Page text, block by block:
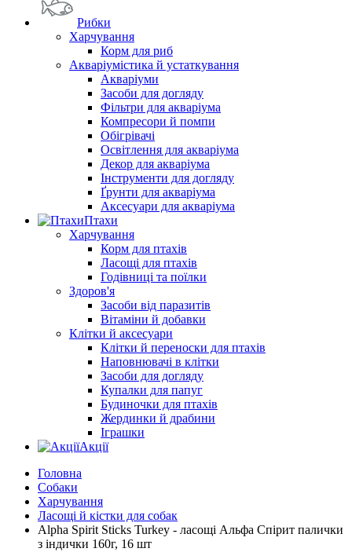
Рибки
Харчування
Корм для риб
Акваріумістика й устаткування
Акваріуми
Засоби для догляду
Фільтри для акваріума
Компресори й помпи
Обігрівачі
Освітлення для акваріума
Декор для акваріума
Інструменти для догляду
Ґрунти для акваріума
Аксесуари для акваріума
Птахи
Харчування
Корм для птахів
Ласощі для птахів
Годівниці та поїлки
Здоров'я
Засоби від паразитів
Вітаміни й добавки
Клітки й аксесуари
Клітки й переноски для птахів
Наповнювачі в клітки
Засоби для догляду
Купалки для папуг
Будиночки для птахів
Жердинки й драбини
Іграшки
Акції
Головна
Собаки
Харчування
Ласощі й кістки для собак
Alpha Spirit Sticks Turkey - ласощі Альфа Спірит палички
з індички 160г, 16 шт